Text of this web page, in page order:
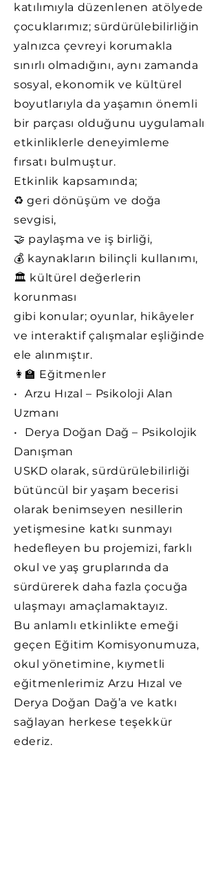
katılımıyla düzenlenen atölyede
çocuklarımız; sürdürülebilirliğin
yalnızca çevreyi korumakla
sınırlı olmadığını, aynı zamanda
sosyal, ekonomik ve kültürel
boyutlarıyla da yaşamın önemli
bir parçası olduğunu uygulamalı
etkinliklerle deneyimleme
fırsatı bulmuştur.
Etkinlik kapsamında;
♻️ geri dönüşüm ve doğa
sevgisi,
🤝 paylaşma ve iş birliği,
💰 kaynakların bilinçli kullanımı,
🏛️ kültürel değerlerin
korunması
gibi konular; oyunlar, hikâyeler
ve interaktif çalışmalar eşliğinde
ele alınmıştır.
👩‍🏫 Eğitmenler
•⁠ ⁠Arzu Hızal – Psikoloji Alan
Uzmanı
•⁠ ⁠Derya Doğan Dağ – Psikolojik
Danışman
USKD olarak, sürdürülebilirliği
bütüncül bir yaşam becerisi
olarak benimseyen nesillerin
yetişmesine katkı sunmayı
hedefleyen bu projemizi, farklı
okul ve yaş gruplarında da
sürdürerek daha fazla çocuğa
ulaşmayı amaçlamaktayız.
Bu anlamlı etkinlikte emeği
geçen Eğitim Komisyonumuza,
okul yönetimine, kıymetli
eğitmenlerimiz Arzu Hızal ve
Derya Doğan Dağ’a ve katkı
sağlayan herkese teşekkür
ederiz.